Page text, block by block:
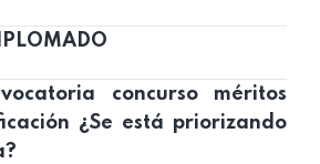
concurso méritos
¿Se está priorizando